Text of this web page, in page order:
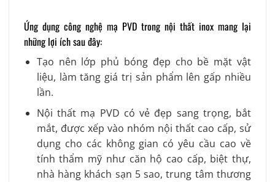
Ứng dụng công nghệ mạ PVD trong nội thất inox mang lại
những lợi ích sau đây:
Tạo nên lớp phủ bóng đẹp cho bề mặt vật
liệu, làm tăng giá trị sản phẩm lên gấp nhiều
lần.
Nội thất mạ PVD có vẻ đẹp sang trọng, bắt
mắt, được xếp vào nhóm nội thất cao cấp, sử
dụng cho các không gian có yêu cầu cao về
tính thẩm mỹ như căn hộ cao cấp, biệt thự,
nhà hàng khách sạn 5 sao, trung tâm thương